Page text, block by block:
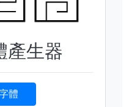
產生器
體